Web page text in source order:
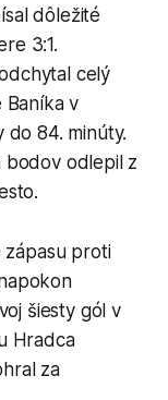
dôležité
3:1.
celý
Baníka v
do 84. minúty.
bodov odlepil z
zápasu proti
šiesty gól v
Hradca
za